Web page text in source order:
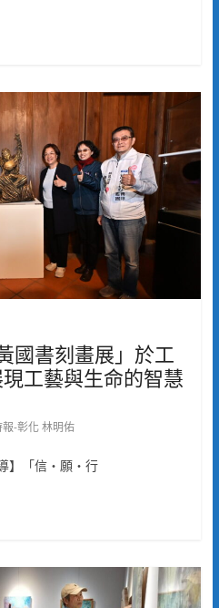
國書刻畫展」於工
工藝與生命的智慧
-彰化 林明佑
】「信・願・行